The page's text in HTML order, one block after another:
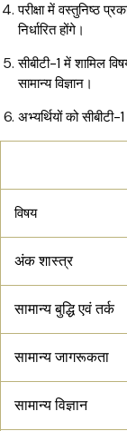
परीक्षा में वस्तुनिष्ठ
निर्धारित होंगे।
सीबीटी-1 में शामिल
सामान्य विज्ञान।
अभ्यर्थियों को
आरआरबी जेई
विषय
अंक शास्त्र
सामान्य बुद्धि एवं तर्क
सामान्य जागरूकता
सामान्य विज्ञान